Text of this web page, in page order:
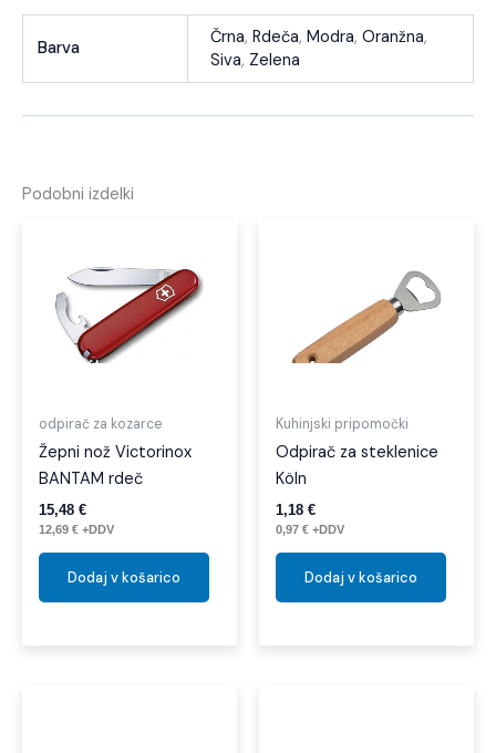
Barva
Črna, Rdeča, Modra, Oranžna,
Siva, Zelena
Podobni izdelki
odpirač za kozarce
Žepni nož Victorinox
BANTAM rdeč
15,48 €
12,69 € +DDV
Dodaj v košarico
Kuhinjski pripomočki
Odpirač za steklenice
Köln
1,18 €
0,97 € +DDV
Dodaj v košarico